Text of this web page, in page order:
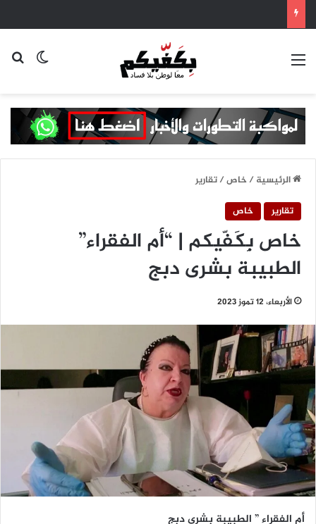
القائمة
الرئيسية/خاص/تقارير
تقارير
خاص
خاص بِكَفّيكم | “أم الفقراء”
الطبيبة بشرى دبج
الأربعاء، 12 تموز 2023
أم الفقراء ” الطبيبة بشرى دبج